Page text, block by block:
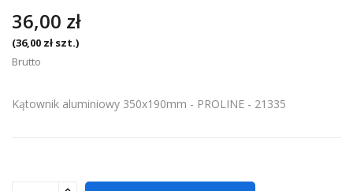
36,00 zł
(36,00 zł szt.)
Brutto
Kątownik aluminiowy 350x190mm - PROLINE - 21335